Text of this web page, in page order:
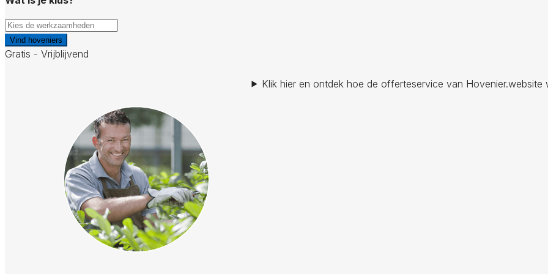
Vind hoveniers
Gratis - Vrijblijvend
Klik hier en ontdek hoe de offerteservice van Hovenier.website